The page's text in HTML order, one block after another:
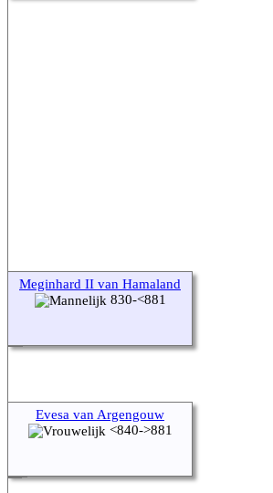
Meginhard II van Hamaland
830-<881
Evesa van Argengouw
<840->881